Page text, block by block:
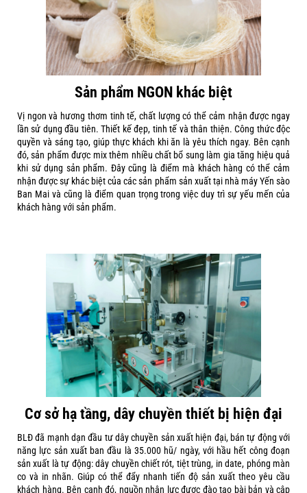
Sản phẩm NGON khác biệt
Vị ngon và hương thơm tinh tế, chất lượng có thể cảm nhận được ngay
lần sử dụng đầu tiên. Thiết kế đẹp, tinh tế và thân thiện. Công thức độc
quyền và sáng tạo, giúp thực khách khi ăn là yêu thích ngay. Bên cạnh
đó, sản phẩm được mix thêm nhiều chất bổ sung làm gia tăng hiệu quả
khi sử dụng sản phẩm. Đây cũng là điểm mà khách hàng có thể cảm
nhận được sự khác biệt của các sản phẩm sản xuất tại nhà máy Yến sào
Ban Mai và cũng là điểm quan trọng trong việc duy trì sự yếu mến của
khách hàng với sản phẩm.
Cơ sở hạ tầng, dây chuyền thiết bị hiện đại
BLĐ đã mạnh dạn đầu tư dây chuyền sản xuất hiện đại, bán tự động với
năng lực sản xuất ban đầu là 35.000 hũ/ ngày, với hầu hết công đoạn
sản xuất là tự động: dây chuyền chiết rót, tiệt trùng, in date, phóng màn
co và in nhãn. Giúp có thể đẩy nhanh tiến độ sản xuất theo yêu cầu
khách hàng. Bên cạnh đó, nguồn nhân lực được đào tạo bài bản và cập